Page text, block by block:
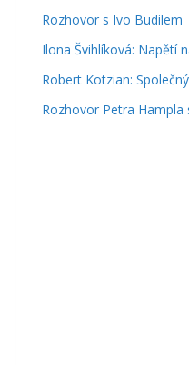
Rozhovor s Ivo Budilem
Ilona Švihlíková: Napětí
Robert Kotzian:
Rozhovor Petra